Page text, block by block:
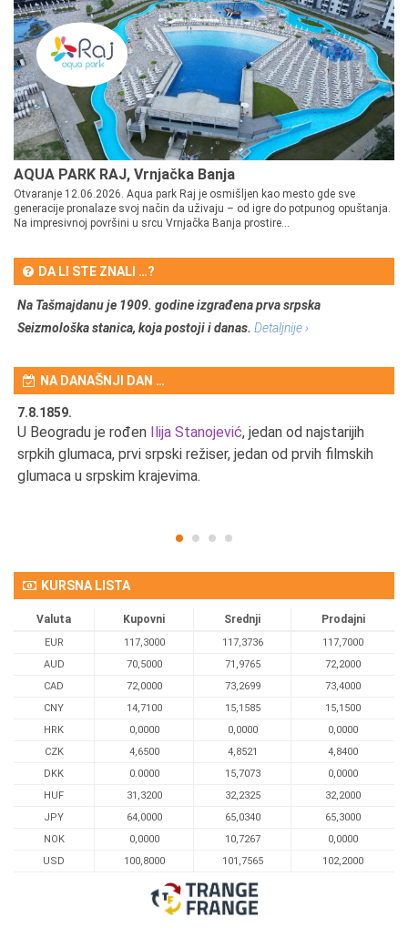
AQUA PARK RAJ, Vrnjačka Banja
Otvaranje 12.06.2026. Aqua park Raj je osmišljen kao mesto gde sve
generacije pronalaze svoj način da uživaju – od igre do potpunog opuštanja.
Na impresivnoj površini u srcu Vrnjačka Banja prostire...
DA LI STE ZNALI …?
Na Tašmajdanu je 1909. godine izgrađena prva srpska
Seizmološka stanica, koja postoji i danas. Detaljnije ›
NA DANAŠNJI DAN …
7.8.1859.
U Beogradu je rođen Ilija Stanojević, jedan od najstarijih
srpkih glumaca, prvi srpski režiser, jedan od prvih filmskih
glumaca u srpskim krajevima.
KURSNA LISTA
Valuta Kupovni Srednji Prodajni
EUR 117,3000 117,3736
117,7000
AUD
70,5000 71,9765
72,2000
CAD
72,0000 73,2699
73,4000
CNY
14,7100 15,1585
15,1500
HRK
0,0000 0,0000
0,0000
CZK
4,6500 4,8521
4,8400
DKK
0.0000 15,7073
0,0000
HUF
31,3200 32,2325
32,2000
JPY
64,0000 65,0340
65,3000
NOK
0,0000 10,7267
0,0000
USD
100,8000 101,7565 102,2000